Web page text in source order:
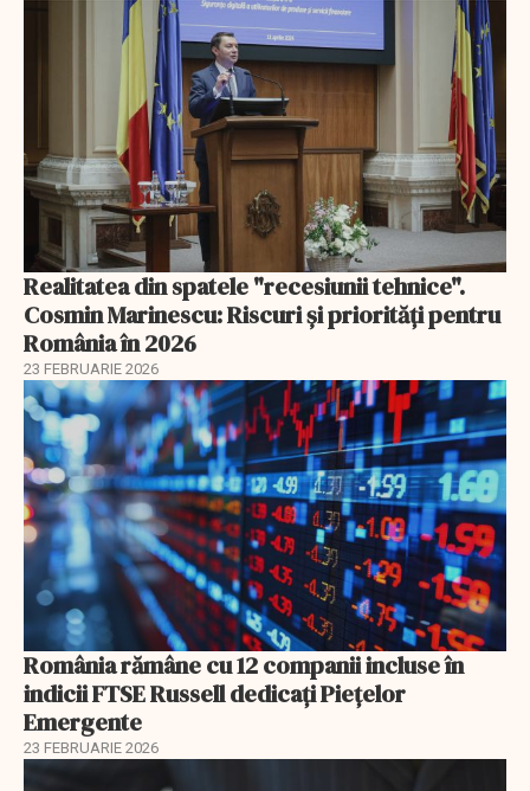
Realitatea din spatele "recesiunii tehnice".
Cosmin Marinescu: Riscuri și priorități pentru
România în 2026
23 FEBRUARIE 2026
România rămâne cu 12 companii incluse în
indicii FTSE Russell dedicați Piețelor
Emergente
23 FEBRUARIE 2026